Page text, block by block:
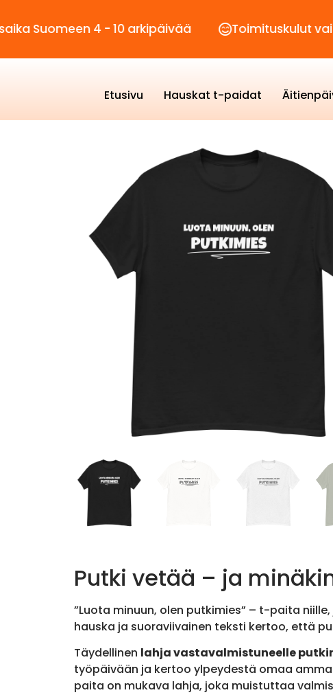
4 - 10 arkipäivää Toimituskulut vain
Etusivu Hauskat t-paidat
Putki vetää – ja
”Luota minuun, olen putkimies” – t-paita
hauska ja suoraviivainen teksti kertoo, että
Täydellinen lahja vastavalmistuneelle
työpäivään ja kertoo ylpeydestä omaa
paita on mukava lahja, joka muistuttaa